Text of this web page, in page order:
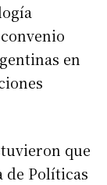
en
que
de Políticas